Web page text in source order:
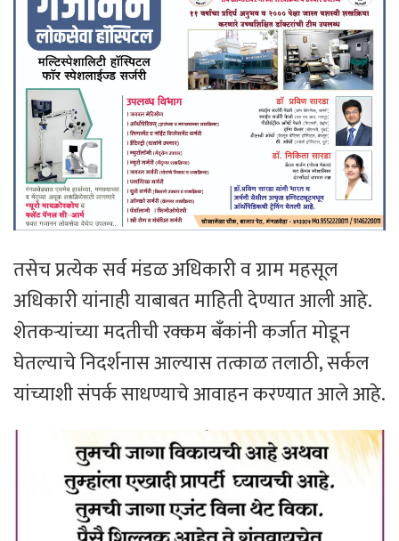
तसेच प्रत्येक सर्व मंडळ अधिकारी व ग्राम महसूल
अधिकारी यांनाही याबाबत माहिती देण्यात आली आहे.
शेतकऱ्यांच्या मदतीची रक्कम बँकांनी कर्जात मोडून
घेतल्याचे निदर्शनास आल्यास तत्काळ तलाठी, सर्कल
यांच्याशी संपर्क साधण्याचे आवाहन करण्यात आले आहे.